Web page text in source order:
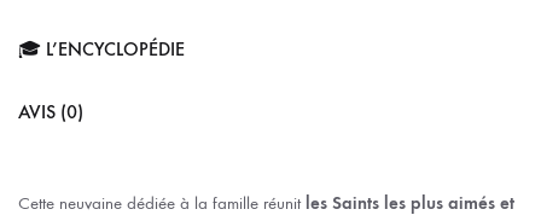
🎓 L’ENCYCLOPÉDIE
AVIS (0)
Cette neuvaine dédiée à la famille réunitles Saints les plus aimés et